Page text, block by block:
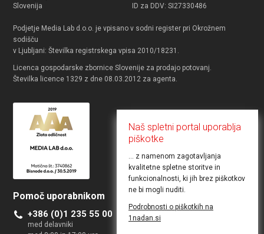
Slovenija
ID za DDV: SI27330486
Podjetje Media Lab d.o.o. je vpisano v sodni register pri Okrožnem
sodišču
v Ljubljani: Številka registrskega vpisa 2010/18231.
Licenca gospodarske zbornice Slovenije za prodajo potovanj.
Številka licence 1329 z dne 08.03.2012 za agenta.
Pomoč uporabnikom
+386 (0)1 235 55 00
med delavniki
Želite objaviti ponudbo
Kontakt za poslovne uporabnike
Naš spletni portal uporablja
piškotke
... z namenom zagotavljanja
kvalitetne spletne storitve in
funkcionalnosti, ki jih brez piškotkov
ne bi mogli nuditi.
Podrobnosti o piškotkih na
1nadan.si